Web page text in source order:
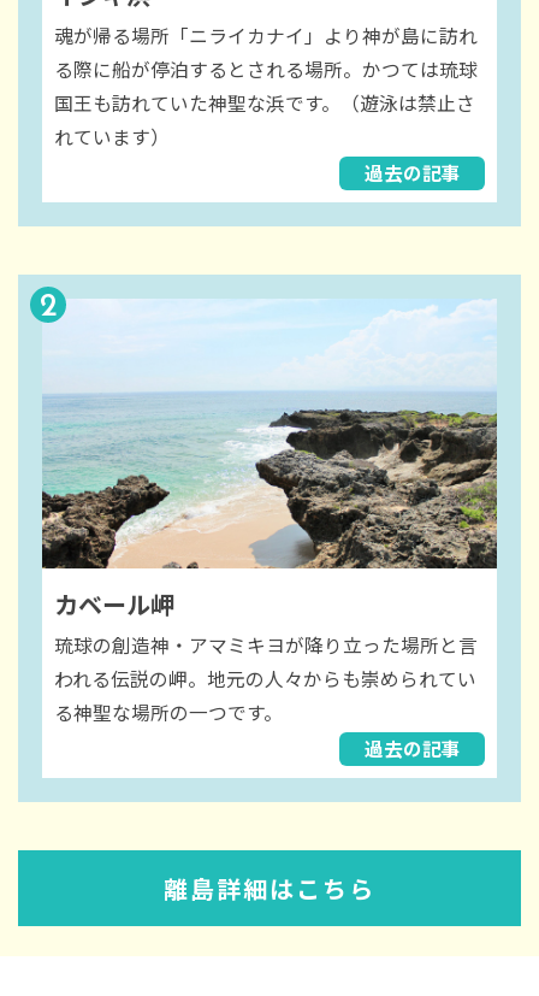
魂が帰る場所「ニライカナイ」より神が島に訪れ
る際に船が停泊するとされる場所。かつては琉球
国王も訪れていた神聖な浜です。（遊泳は禁止さ
れています）
過去の記事
2
カベール岬
琉球の創造神・アマミキヨが降り立った場所と言
われる伝説の岬。地元の人々からも崇められてい
る神聖な場所の一つです。
過去の記事
離島詳細はこちら